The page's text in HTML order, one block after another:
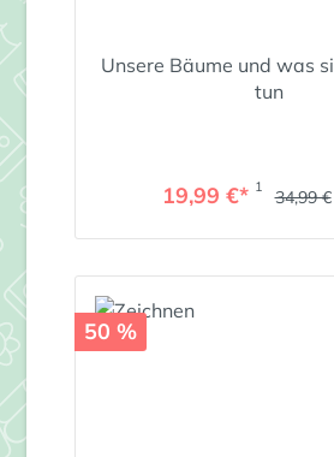
Unsere Bäume und was
tun
19,99 €* 1 34,99 €
50 %